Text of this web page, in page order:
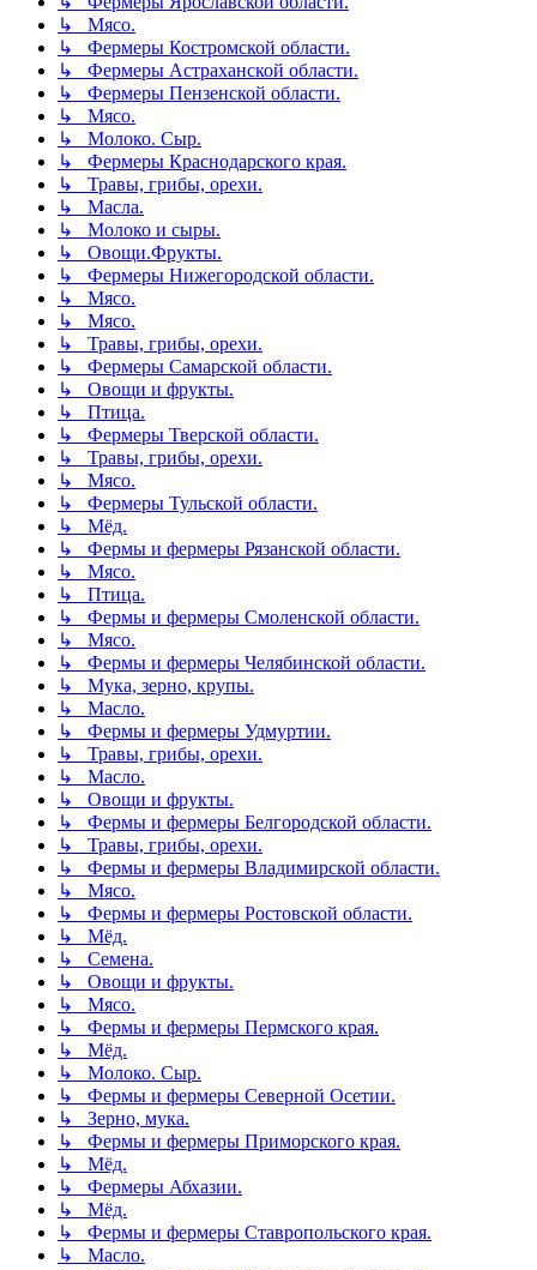
↳ Мясо.
↳ Фермеры Костромской области.
↳ Фермеры Астраханской области.
↳ Фермеры Пензенской области.
↳ Мясо.
↳ Молоко. Сыр.
↳ Фермеры Краснодарского края.
↳ Травы, грибы, орехи.
↳ Масла.
↳ Молоко и сыры.
↳ Овощи.Фрукты.
↳ Фермеры Нижегородской области.
↳ Мясо.
↳ Мясо.
↳ Травы, грибы, орехи.
↳ Фермеры Самарской области.
↳ Овощи и фрукты.
↳ Птица.
↳ Фермеры Тверской области.
↳ Травы, грибы, орехи.
↳ Мясо.
↳ Фермеры Тульской области.
↳ Мёд.
↳ Фермы и фермеры Рязанской области.
↳ Мясо.
↳ Птица.
↳ Фермы и фермеры Смоленской области.
↳ Мясо.
↳ Фермы и фермеры Челябинской области.
↳ Мука, зерно, крупы.
↳ Масло.
↳ Фермы и фермеры Удмуртии.
↳ Травы, грибы, орехи.
↳ Масло.
↳ Овощи и фрукты.
↳ Фермы и фермеры Белгородской области.
↳ Травы, грибы, орехи.
↳ Фермы и фермеры Владимирской области.
↳ Мясо.
↳ Фермы и фермеры Ростовской области.
↳ Мёд.
↳ Семена.
↳ Овощи и фрукты.
↳ Мясо.
↳ Фермы и фермеры Пермского края.
↳ Мёд.
↳ Молоко. Сыр.
↳ Фермы и фермеры Северной Осетии.
↳ Зерно, мука.
↳ Фермы и фермеры Приморского края.
↳ Мёд.
↳ Фермеры Абхазии.
↳ Мёд.
↳ Фермы и фермеры Ставропольского края.
↳ Масло.